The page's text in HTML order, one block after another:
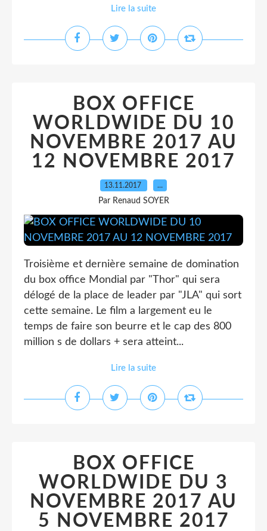
Lire la suite
BOX OFFICE
WORLDWIDE DU 10
NOVEMBRE 2017 AU
12 NOVEMBRE 2017
13.11.2017 …
Par Renaud SOYER
Troisième et dernière semaine de domination
du box office Mondial par "Thor" qui sera
délogé de la place de leader par "JLA" qui sort
cette semaine. Le film a largement eu le
temps de faire son beurre et le cap des 800
million s de dollars + sera atteint...
Lire la suite
BOX OFFICE
WORLDWIDE DU 3
NOVEMBRE 2017 AU
5 NOVEMBRE 2017